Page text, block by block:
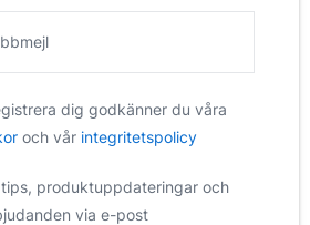
dig godkänner du våra
Öppnas i ett nytt fönster
och vår Pipedrive
integritetspolicyÖppnas i ett
produktuppdateringar och
via e-post